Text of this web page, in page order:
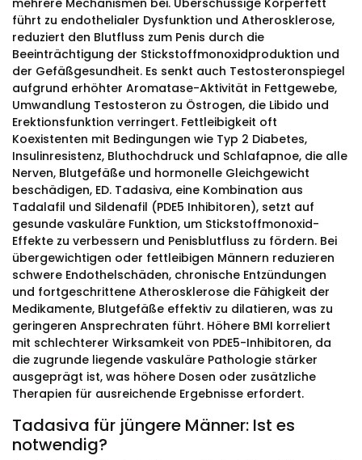
mehrere Mechanismen bei. Überschüssige Körperfett
führt zu endothelialer Dysfunktion und Atherosklerose,
reduziert den Blutfluss zum Penis durch die
Beeinträchtigung der Stickstoffmonoxidproduktion und
der Gefäßgesundheit. Es senkt auch Testosteronspiegel
aufgrund erhöhter Aromatase-Aktivität in Fettgewebe,
Umwandlung Testosteron zu Östrogen, die Libido und
Erektionsfunktion verringert. Fettleibigkeit oft
Koexistenten mit Bedingungen wie Typ 2 Diabetes,
Insulinresistenz, Bluthochdruck und Schlafapnoe, die alle
Nerven, Blutgefäße und hormonelle Gleichgewicht
beschädigen, ED. Tadasiva, eine Kombination aus
Tadalafil und Sildenafil (PDE5 Inhibitoren), setzt auf
gesunde vaskuläre Funktion, um Stickstoffmonoxid-
Effekte zu verbessern und Penisblutfluss zu fördern. Bei
übergewichtigen oder fettleibigen Männern reduzieren
schwere Endothelschäden, chronische Entzündungen
und fortgeschrittene Atherosklerose die Fähigkeit der
Medikamente, Blutgefäße effektiv zu dilatieren, was zu
geringeren Ansprechraten führt. Höhere BMI korreliert
mit schlechterer Wirksamkeit von PDE5-Inhibitoren, da
die zugrunde liegende vaskuläre Pathologie stärker
ausgeprägt ist, was höhere Dosen oder zusätzliche
Therapien für ausreichende Ergebnisse erfordert.
Tadasiva für jüngere Männer: Ist es
notwendig?